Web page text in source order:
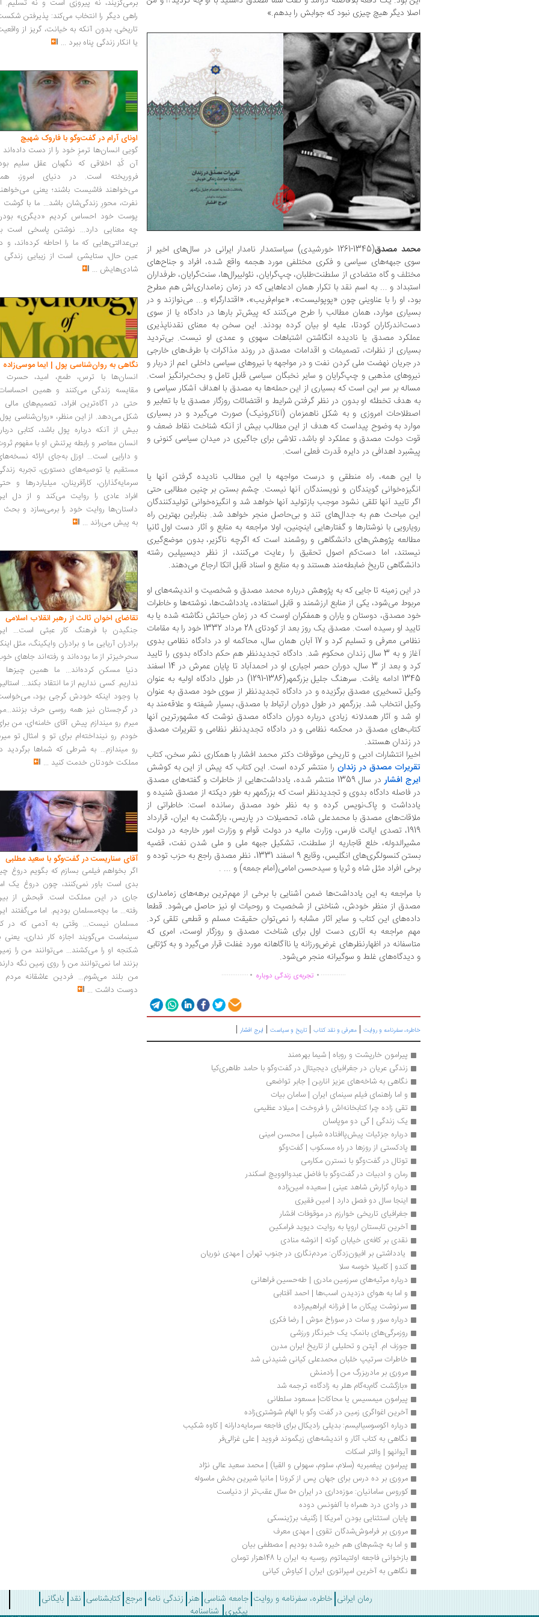
اصلا دیگر هیچ چیزی نبود که جوابش را بدهم.»
محمد مصدق
(1345-1261 خورشیدی) سیاستمدار نامدار ایرانی در سال‌های اخیر از
سوی جبهه‌های سیاسی و فکری مختلفی مورد هجمه واقع شده، افراد و جناح‌های
مختلف و گاه متضادی از سلطنت‌طلبان، چپ‌گرایان، نئولیبرال‌ها، سنت‌گرایان، طرفداران
استبداد و ... به اسم نقد با تکرار همان ادعاهایی که در زمان زمامداری‌اش هم مطرح
بود، او را با عناوینی چون «پوپولیست»، «عوام‌فریب»، «اقتدارگرا» و... می‌نوازند و در
بسیاری موارد، همان مطالب را طرح می‌کنند که پیش‌تر بارها در دادگاه یا از سوی
دست‌اندرکاران کودتا، علیه او بیان کرده بودند. این سخن به معنای نقدناپذیری
عملکرد مصدق یا نادیده انگاشتن اشتباهات سهوی و عمدی او نیست. بی‌تردید
بسیاری از نظرات، تصمیمات و اقدامات مصدق در روند مذاکرات با طرف‌های خارجی
در جریان نهضت ملی کردن نفت و در مواجهه با نیروهای سیاسی داخلی اعم از دربار و
نیروهای مذهبی و چپ‌گرایان و سایر نخبگان سیاسی قابل تامل و بحث‌برانگیز است.
مساله بر سر این است که بسیاری از این حمله‌ها به مصدق با اهداف آشکار سیاسی و
به هدف تخطئه او بدون در نظر گرفتن شرایط و اقتضائات روزگار مصدق یا با تعابیر و
اصطلاحات امروزی و به شکل ناهمزمان (آناکرونیک) صورت می‌گیرد و در بسیاری
موارد به وضوح پیداست که هدف از این مطالب بیش از آنکه شناخت نقاط ضعف و
قوت دولت مصدق و عملکرد او باشد، تلاشی برای جاگیری در میدان سیاسی کنونی و
پیشبرد اهدافی در دایره قدرت فعلی است.
با این همه، راه منطقی و درست مواجهه با این مطالب نادیده گرفتن آنها یا
انگیزه‌خوانی گویندگان و نویسندگان آنها نیست. چشم بستن بر چنین مطالبی حتی
اگر تایید آنها تلقی نشود موجب بازتولید آنها خواهد شد و انگیزه‌خوانی تولیدکنندگان
این مباحث هم به جدال‌های تند و بی‌حاصل منجر خواهد شد. بنابراین بهترین راه
رویارویی با نوشتارها و گفتارهایی اینچنین، اولا مراجعه به منابع و آثار دست اول ثانیا
مطالعه پژوهش‌های دانشگاهی و روشمند است که اگرچه ناگزیر، بدون موضع‌گیری
نیستند، اما دست‌کم اصول تحقیق را رعایت می‌کنند، از نظر دیسیپلین رشته
دانشگاهی تاریخ ضابطه‌مند هستند و به منابع و اسناد قابل اتکا ارجاع می‌دهند.
در این زمینه تا جایی که به پژوهش درباره محمد مصدق و شخصیت و اندیشه‌های او
مربوط می‌شود، یکی از منابع ارزشمند و قابل استفاده، یادداشت‌ها، نوشته‌ها و خاطرات
خود مصدق، دوستان و یاران و همفکران اوست که در زمان حیاتش نگاشته شده یا به
تایید او رسیده است. مصدق یک روز بعد از کودتای 28 مرداد 1332 خود را به مقامات
نظامی معرفی و تسلیم کرد و 17 آبان همان سال، محاکمه او در دادگاه نظامی بدوی
آغاز و به 3 سال زندان محکوم شد. دادگاه تجدیدنظر هم حکم دادگاه بدوی را تایید
کرد و بعد از 3 سال، دوران حصر اجباری او در احمدآباد تا پایان عمرش در 14 اسفند
1345 ادامه یافت. سرهنگ جلیل بزرگمهر(1386-1291) در طول دادگاه اولیه به عنوان
وکیل تسخیری مصدق برگزیده و در دادگاه تجدیدنظر از سوی خود مصدق به عنوان
وکیل انتخاب شد. بزرگمهر در طول دوران ارتباط با مصدق، بسیار شیفته و علاقه‌مند به
او شد و آثار همدلانه زیادی درباره دوران دادگاه مصدق نوشت که مشهورترین آنها
کتاب‌های مصدق در محکمه نظامی و در دادگاه تجدیدنظر نظامی و تقریرات مصدق
در زندان هستند.
اخیرا انتشارات ادبی و تاریخی موقوفات دکتر محمد افشار با همکاری نشر سخن، کتاب
تقریرات مصدق در زندانرا منتشر کرده است. این کتاب که پیش از این به کوشش
ایرج افشار
در سال 1359 منتشر شده، یادداشت‌هایی از خاطرات و گفته‌های مصدق
در فاصله دادگاه بدوی و تجدیدنظر است که بزرگمهر به ‌طور دیکته از مصدق شنیده و
یادداشت و پاک‌نویس کرده و به نظر خود مصدق رسانده است: خاطراتی از
ملاقات‌های مصدق با محمدعلی شاه، تحصیلات در پاریس، بازگشت به ایران، قرارداد
1919، تصدی ایالت فارس، وزارت مالیه در دولت قوام و وزارت امور خارجه در دولت
مشیرالدوله، خلع قاجاریه از سلطنت، تشکیل جبهه ملی و ملی شدن نفت، قضیه
بستن کنسولگری‌های انگلیس، وقایع 9 اسفند 1331، نظر مصدق راجع به حزب توده و
برخی افراد مثل شاه و ثریا و سیدحسن امامی(امام جمعه) و ... .
با مراجعه به این یادداشت‌ها ضمن آشنایی با برخی از مهم‌ترین برهه‌های زمامداری
مصدق از منظر خودش، شناختی از شخصیت و روحیات او نیز حاصل می‌شود. قطعا
داده‌های این کتاب و سایر آثار مشابه را نمی‌توان حقیقت مسلم و قطعی تلقی کرد.
مهم مراجعه به آثاری دست اول برای شناخت مصدق و روزگار اوست، امری که
متاسفانه در اظهارنظرهای غرض‌ورزانه یا ناآگاهانه مورد غفلت قرار می‌گیرد و به کژتابی
و دیدگاه‌های غلط و سوگیرانه منجر می‌شود.
............... . تجربه‌ی زندگی دوباره...............
خاطره، سفرنامه‌ و روایت | معرفی و نقد کتاب | تاریخ و سیاست | ایرج افشار |
پیرامون خارپشت و روباه | شیما بهره‌مند
زندگی عریان در جغرافیای دیجیتال در گفت‌وگو با حامد طاهری‌کیا
نگاهی به شاخه‌های عزیز اناربن | جابر تواضعی
و اما راهنمای فیلم سینمای ایران | سامان بیات
تقی زاده چرا کتابخانه‌اش را فروخت | میلاد عظیمی
یک زندگی | گی دو موپاسان
درباره جزئیات پیش‌پاافتاده شبلی | محسن امینی
پادکستی از روزها در راه مسکوب | گفت‌وگو
توتال در گفت‌وگو با نسترن مکارمی
رمان و ادبیات در گفت‌وگو با فاضل عبدوالوویچ اسکندر
درباره گزارش شاهد عینی | سعیده امین‌زاده
اینجا سال دو فصل دارد | امین فقیری
جغرافیای تاریخی خوارزم در موقوفات افشار
آخرین تابستان اروپا به روایت دیوید فرامکین
نقدی بر کافه‌ی خیابان گوته | انوشه منادی
یادداشتی بر افیون‌زدگان: مردم‌نگاری در جنوب تهران | مهدی نوریان
کندو | کامیلا خوسه سلا
درباره مرثیه‌های سرزمین مادری | طه‌حسین فراهانی
و اما به هوای دزدیدن اسب‌ها | احمد آفتابی
سرنوشت پیکان ما | فرزانه ابراهیم‌زاده
درباره سور و سات در سوراخ موش | رضا فکری
روزمرگی‌های بانمکِ یک خبرنگار ورزشی
جوزف ام. آپتن و تحلیلی از تاریخ ایران مدرن
خاطرات سرتیپ خلبان محمدعلی کیانی شنیدنی شد
مروری بر مادربزرگ من | رادمنش
«بازگشت گام‌به‌گام هلر به زادگاه» ترجمه شد
پیرامون میمسیس یا محاکات| مسعود سلطانی
آخرین اغواگری زمین در گفت وگو با الهام شوشتری‌زاده
درباره اکوسوسیالیسم: بدیلی رادیکال برای فاجعه سرمایه‌دارانه | کاوه شکیب
نگاهی به کتاب آثار و اندیشه‌های زیگموند فروید | علی غزالی‌فر
آیوانهو | والتر اسکات
پیرامون پیغمبریه (سلام، سلوم، سهولی و القیا) | محمد سعید عالی نژاد
مروری بر ده درس برای جهان پس از کرونا | مانیا شیرین بخش ماسوله
کوروس سامانیان: موزه‌داری در ایران ۵۰ سال عقب‌تر از دنیاست
در وادی درد همراه با آلفونس دوده
پایان استثنایی بودن آمریکا | زگنیف برژینسکی
مروری بر فراموش‌شدگان تقوی | مهدی معرف
و اما به چشم‌های هم خیره شده بودیم | مصطفی بیان
بازخوانی فاجعه اولتیماتوم روسیه به ایران با 148هزار تومان
نگاهی به آخرین امپراتوری ایران | کیاوش کیانی
برمی‌گزیند، نه پیروزی است و نه تسلیم.
راهی دیگر را انتخاب می‌کند: پذیرفتن
تاریخی، بدون آنکه به خیانت، گریز از
یا انکار زندگی پناه ببرد ...
اونای آرام در گفت‌وگو با فاروک شهیچ‭
گویی انسان‌ها ترمزِ خود را از دست داده‌اند
آن کُدِ اخلاقی که نگهبان عقل سلیم
فروریخته است. در دنیای امروز،
می‌خواهند فاشیست باشند؛ یعنی
نفرت، محورِ زندگی‌شان باشد... ما با گوشت
پوست خود احساس کردیم «دیگری»
چه معنایی دارد... نوشتن پاسخی است
بی‌عدالتی‌هایی که ما را احاطه کرده‌اند، و
عین حال، ستایشی است از زیبایی زندگی
شادی‌هایش ...
نگاهی به روان‌شناسی پول | ایما موسی‌زاده
انسان‌ها با ترس، طمع، امید، حسرت
مقایسه زندگی می‌کنند و همین
حتی در آگاه‌ترین افراد، تصمیم‌های مالی
شکل می‌دهد. از این منظر، «روان‌شناسی
بیش از آنکه درباره پول باشد، کتابی
انسان معاصر و رابطه پرتنش او با مفهوم
و دارایی است... اوزل به‌جای ارائه
مستقیم یا توصیه‌های دستوری، تجربه
سرمایه‌گذاران، کارآفرینان، میلیاردرها و
افراد عادی را روایت می‌کند و از دل
داستان‌ها روایت خود را برمی‌سازد و بحث
به پیش می‌راند ...
تقاضای اخوان ثالث از رهبر انقلاب اسلامی
جنگیدن با فرهنگ کار عبثی است...
برادران آریایی ما و برادران وایکینگ، مثل
سحرخیزتر از ما بوده‌اند و رفته‌اند جاهای
دنیا مسکن کرده‌اند... ما همین چیزها
نداریم. کسی نداریم از ما انتقاد بکند...
با وجود اینکه خودش گرجی بود،
در گرجستان نیز همه روسی حرف
میرم رو میندازم پیش آقای خامنه‌ای، من
خودم رو نینداخته‌ام برای تو و امثال تو
رو میندازم... به شرطی که شماها برگردید
مملکت خودتان خدمت کنید ...
آقای سناریست در گفت‌وگو با سعید مطلبی
اگر بخواهم فیلمی بسازم که بگویم دروغ
بدی است باور نمی‌کنند، چون دروغ یک
جاری در این مملکت است. قبحش از
رفته... ما بچه‌مسلمان بودیم. اما می‌گفتند
مسلمان نیست... وقتی به آدمی که در
سینماست می‌گویند اجازه کار نداری، یعنی
شکنجه او را می‌کشند... می‌توانند من را
بزنند اما نمی‌توانند من را روی زمین نگه
من بلند می‌شوم... فردین عاشقانه مردم
دوست داشت ...
رمان ایرانی خاطره، سفرنامه و روایت جامعه شناسی هنر زندگی نامه مرجع کتابشناسی نقد بایگانی
پیگیری شناسنامه